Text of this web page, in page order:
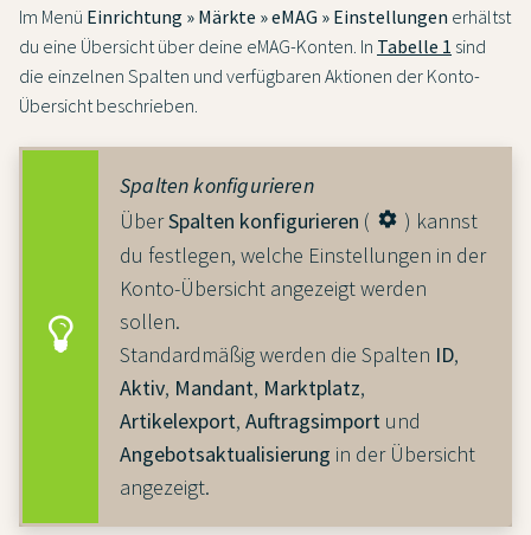
Im Menü Einrichtung » Märkte » eMAG » Einstellungen erhältst
du eine Übersicht über deine eMAG-Konten. In Tabelle 1 sind
die einzelnen Spalten und verfügbaren Aktionen der Konto-
Übersicht beschrieben.
Spalten konfigurieren
ÜberSpalten konfigurieren ( settings ) kannst
du festlegen, welche Einstellungen in der
Konto-Übersicht angezeigt werden
sollen.
Standardmäßig werden die Spalten ID,
Aktiv, Mandant, Marktplatz,
Artikelexport, Auftragsimport und
Angebotsaktualisierung in der Übersicht
angezeigt.